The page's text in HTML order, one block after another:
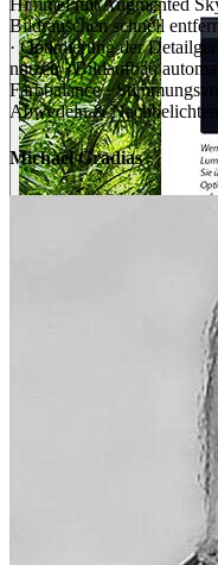
Himmel mit Augmented
Bildrauschen schnell
· Optimierung der
nutzen · Bildaufbau
Farbbalance ·
Abwedeln &
Michael Gradias